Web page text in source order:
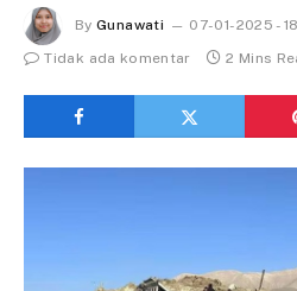
By Gunawati
07-01-2025 -
Tidak ada komentar
2 Mins